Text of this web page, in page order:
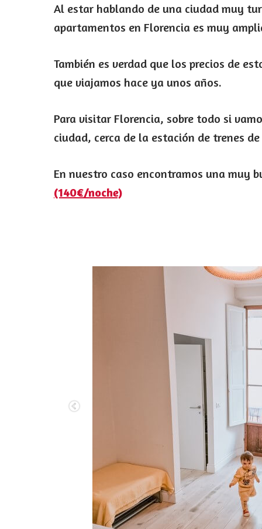
Al estar hablando de una ciudad muy
apartamentos en Florencia es muy
También es verdad que los precios de
que viajamos hace ya unos años.
Para visitar Florencia, sobre todo si
ciudad, cerca de la estación de trenes
En nuestro caso encontramos una muy
(140€/noche)